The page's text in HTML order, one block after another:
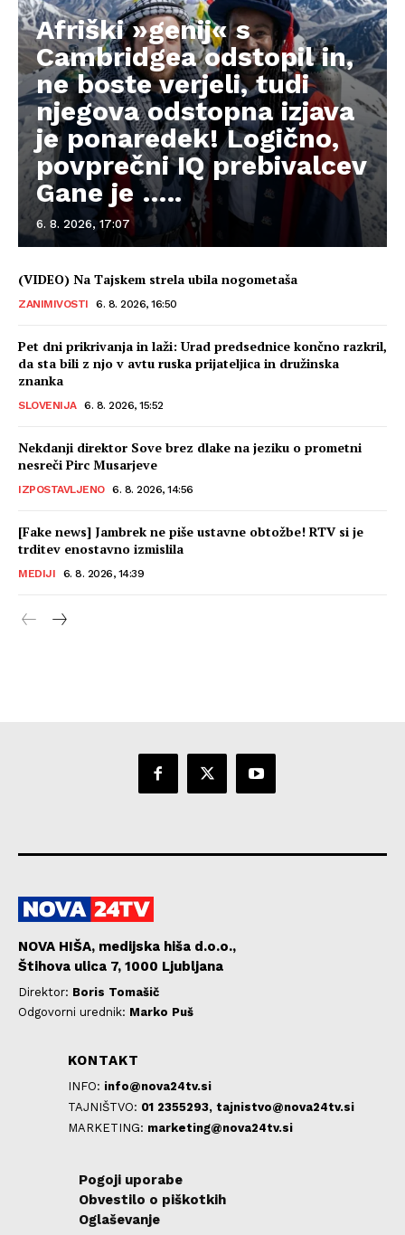
Afriški »genij« s
Cambridgea odstopil in,
ne boste verjeli, tudi
njegova odstopna izjava
je ponaredek! Logično,
povprečni IQ prebivalcev
Gane je …..
6. 8. 2026, 17:07
(VIDEO) Na Tajskem strela ubila nogometaša
ZANIMIVOSTI 6. 8. 2026, 16:50
Pet dni prikrivanja in laži: Urad predsednice končno razkril,
da sta bili z njo v avtu ruska prijateljica in družinska
znanka
SLOVENIJA 6. 8. 2026, 15:52
Nekdanji direktor Sove brez dlake na jeziku o prometni
nesreči Pirc Musarjeve
IZPOSTAVLJENO 6. 8. 2026, 14:56
[Fake news] Jambrek ne piše ustavne obtožbe! RTV si je
trditev enostavno izmislila
MEDIJI 6. 8. 2026, 14:39
NOVA HIŠA, medijska hiša d.o.o.,
Štihova ulica 7, 1000 Ljubljana
Direktor: Boris Tomašič
Odgovorni urednik: Marko Puš
KONTAKT
INFO: info@nova24tv.si
TAJNIŠTVO: 01 2355293, tajnistvo@nova24tv.si
MARKETING: marketing@nova24tv.si
Pogoji uporabe
Obvestilo o piškotkih
Oglaševanje